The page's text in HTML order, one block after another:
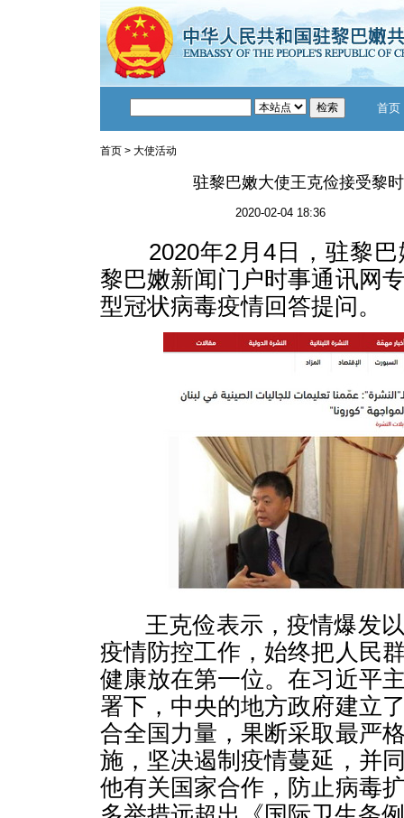
首页
首页 > 大使活动
驻黎巴嫩大使王克俭接受黎
2020-02-04 18:36
2020年2月4日，驻黎巴
黎巴嫩新闻门户时事通讯网
型冠状病毒疫情回答提问。
王克俭表示，疫情爆发以
疫情防控工作，始终把人民
健康放在第一位。在习近平
署下，中央的地方政府建立
合全国力量，果断采取最严
施，坚决遏制疫情蔓延，并
他有关国家合作，防止病毒